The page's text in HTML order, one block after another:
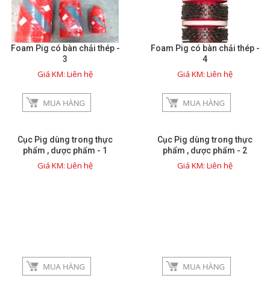
Foam Pig có bàn chải thép -
3
Giá KM: Liên hệ
Foam Pig có bàn chải thép -
4
Giá KM: Liên hệ
Cục Pig dùng trong thực
phẩm , dược phẩm - 1
Giá KM: Liên hệ
Cục Pig dùng trong thực
phẩm , dược phẩm - 2
Giá KM: Liên hệ
Thông tin hữu ích
Hình ảnh sửa chữa